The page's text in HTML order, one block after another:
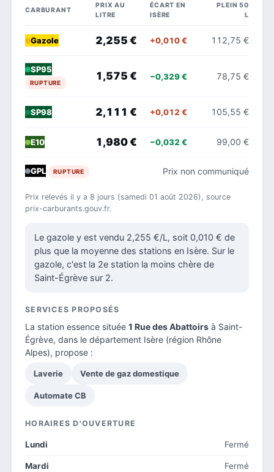
CARBURANT
PRIX AU
LITRE
ÉCART EN
ISÈRE
PLEIN 50
L
Gazole 2,255 € +0,010 € 112,75 €
SP95
RUPTURE
1,575 € −0,329 € 78,75 €
SP98 2,111 € +0,012 € 105,55 €
E10 1,980 € −0,032 € 99,00 €
GPL RUPTURE Prix non communiqué
Prix relevés il y a 8 jours (samedi 01 août 2026), source
prix-carburants.gouv.fr.
Le gazole y est vendu 2,255 €/L, soit 0,010 € de
plus que la moyenne des stations en Isère. Sur le
gazole, c'est la 2e station la moins chère de
Saint-Égrève sur 2.
SERVICES PROPOSÉS
La station essence située 1 Rue des Abattoirs à Saint-
Égrève, dans le département Isère (région Rhône
Alpes), propose :
Laverie Vente de gaz domestique
Automate CB
HORAIRES D'OUVERTURE
Lundi Fermé
Mardi Fermé